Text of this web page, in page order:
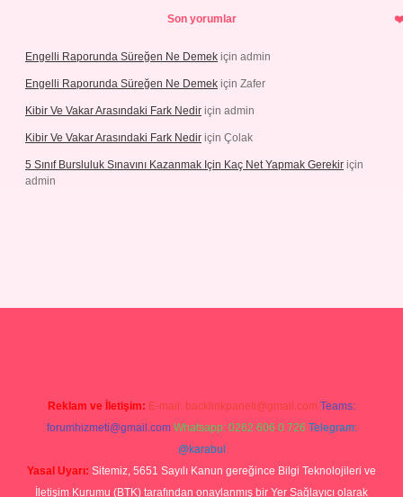
Son yorumlar
Engelli Raporunda Süreğen Ne Demek için admin
Engelli Raporunda Süreğen Ne Demek için Zafer
Kibir Ve Vakar Arasındaki Fark Nedir için admin
Kibir Ve Vakar Arasındaki Fark Nedir için Çolak
5 Sınıf Bursluluk Sınavını Kazanmak Için Kaç Net Yapmak Gerekir için
admin
Reklam ve İletişim: E-mail: backlinkpaneli@gmail.com Teams:
forumhizmeti@gmail.com Whatsapp: 0262 606 0 726 Telegram:
@karabul
Yasal Uyarı: Sitemiz, 5651 Sayılı Kanun gereğince Bilgi Teknolojileri ve
İletişim Kurumu (BTK) tarafından onaylanmış bir Yer Sağlayıcı olarak